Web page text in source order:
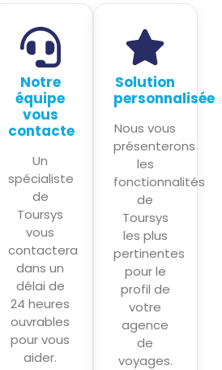
Notre
équipe
vous
contacte
Un
spécialiste
de
Toursys
vous
contactera
dans un
délai de
24 heures
ouvrables
pour vous
aider.
Solution
personnalisée
Nous vous
présenterons
les
fonctionnalités
de
Toursys
les plus
pertinentes
pour le
profil de
votre
agence
de
voyages.